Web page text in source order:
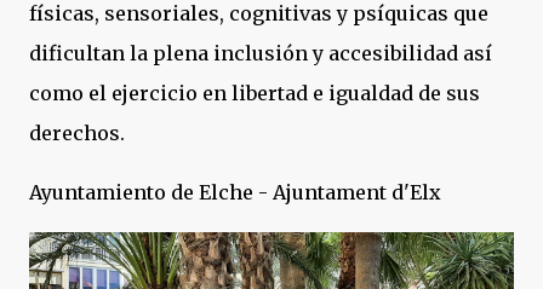
físicas, sensoriales, cognitivas y psíquicas que
dificultan la plena inclusión y accesibilidad así
como el ejercicio en libertad e igualdad de sus
derechos.
Ayuntamiento de Elche - Ajuntament d'Elx